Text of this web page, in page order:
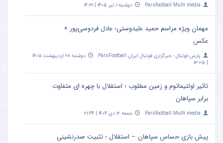
Parsfootball Multi media دوشنبه ۱ تیر ۱۴۰۵ | ۱۴:۳۱
مهمان ویژه مراسم حمید علیدوستی؛ عادل فردوسی‌پور +
عکس
پارس فوتبال ؛ خبرگزاری فوتبال ایران ParsFootball
دوشنبه ۲۸ اردیبهشت ۱۴۰۵
| ۱۳:۲۵
تاثیر اولتیماتوم و زمین مطلوب ؛ استقلال با چهره ای متفاوت
برابر سپاهان
Parsfootball Multi media جمعه ۱۲ دی ۱۴۰۴ | ۲۱:۴۴
پیش بازی حساس سپاهان – استقلال ؛ تثبیت صدرنشینی